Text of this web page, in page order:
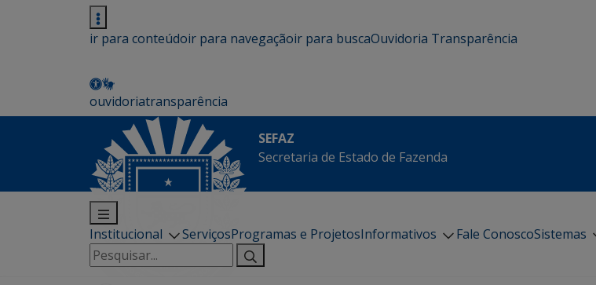
ir para conteúdoir para navegaçãoir para buscaOuvidoria Transparência
ouvidoriatransparência
SEFAZ
Secretaria de Estado de Fazenda
Institucional ServiçosProgramas e ProjetosInformativos Fale ConoscoSistemas
Pesquisar
por: